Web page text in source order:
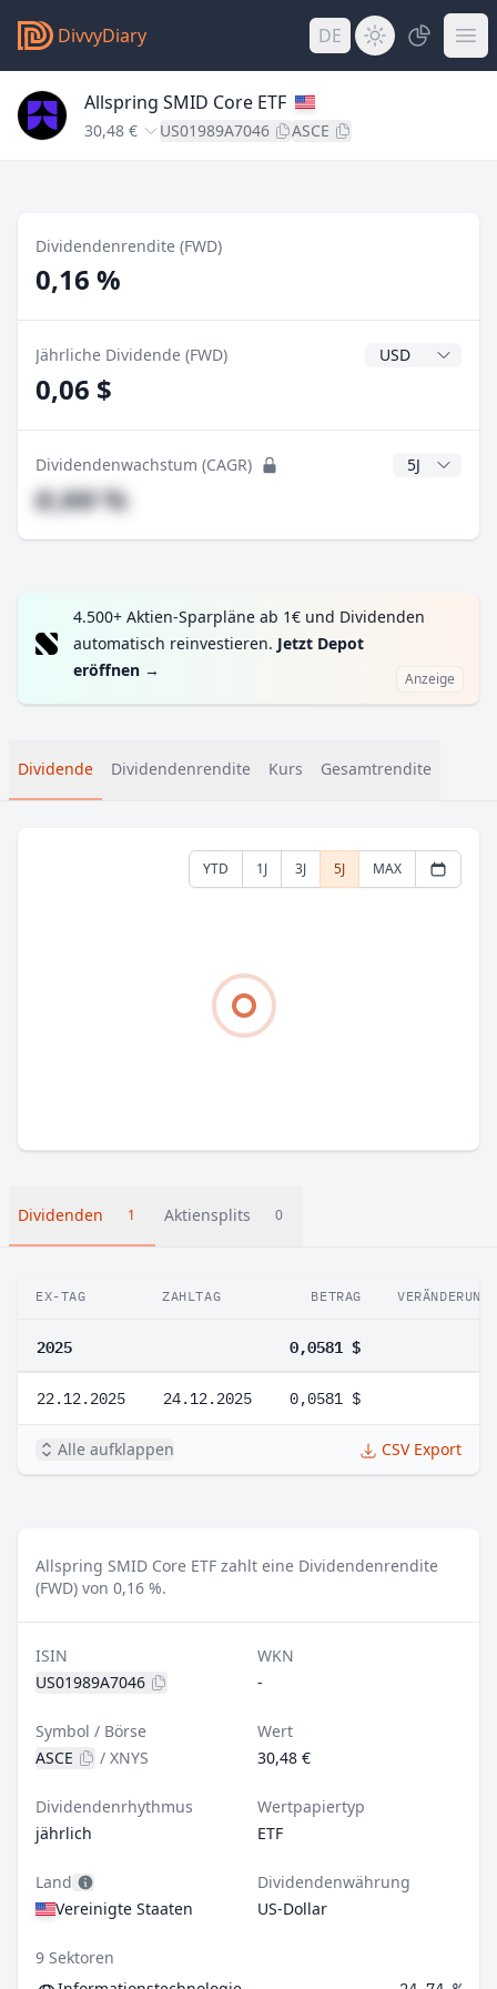
DivvyDiary DE
Allspring SMID Core ETF
30,48 € US01989A7046 ASCE
Dividendenrendite (FWD)
0,16 %
Jährliche Dividende (FWD)
0,06 $
Dividendenwachstum (CAGR) CAGR Jahre
#,## %
4.500+ Aktien-Sparpläne ab 1€ und Dividenden
automatisch reinvestieren. Jetzt Depot
eröffnen → Anzeige
Dividende Dividendenrendite Kurs Gesamtrendite
YTD 1J 3J 5J MAX
Dividenden 1 Aktiensplits 0
EX-TAG ZAHLTAG BETRAG VERÄNDERUNG
2025 0,0581 $
22.12.2025 24.12.2025 0,0581 $
Alle aufklappen CSV Export
Allspring SMID Core ETF zahlt eine Dividendenrendite
(FWD) von 0,16 %.
ISIN
US01989A7046
WKN
-
Symbol / Börse
ASCE
/ XNYS
Wert
30,48 €
Dividendenrhythmus
jährlich
Wertpapiertyp
ETF
Land
Vereinigte Staaten
Dividendenwährung
US-Dollar
9 Sektoren